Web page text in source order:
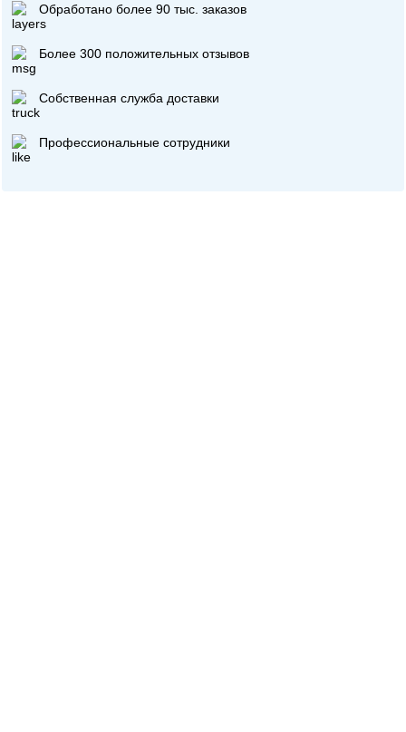
Обработано более 90 тыс. заказов
Более 300 положительных отзывов
Собственная служба доставки
Профессиональные сотрудники